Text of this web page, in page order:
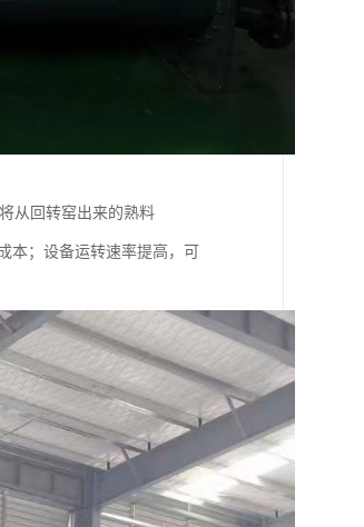
从回转窑出来的熟料
本；设备运转速率提高，可